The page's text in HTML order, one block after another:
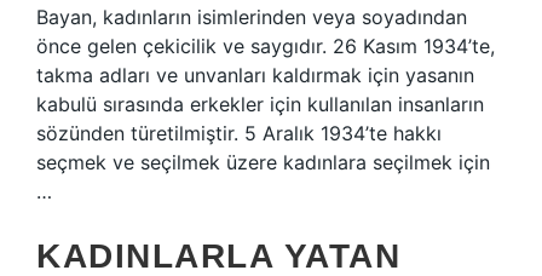
Bayan, kadınların isimlerinden veya soyadından
önce gelen çekicilik ve saygıdır. 26 Kasım 1934’te,
takma adları ve unvanları kaldırmak için yasanın
kabulü sırasında erkekler için kullanılan insanların
sözünden türetilmiştir. 5 Aralık 1934’te hakkı
seçmek ve seçilmek üzere kadınlara seçilmek için
…
KADINLARLA YATAN